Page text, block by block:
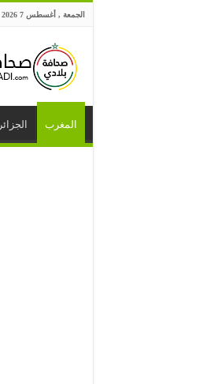
الجمعة , أغسطس 7 2026
المغرب الجزائر